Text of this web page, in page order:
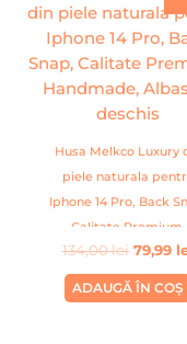
Husa Melkco Luxury
piele naturala
Iphone 14 Pro, Back
Calitate Premium,
Handmade,
deschis
134,00lei
a
fost:
134,00
79,99
ADAUGĂ ÎN COȘ